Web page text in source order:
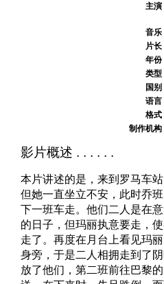
主演
音乐
片长
年份
类型
国别
语言
格式
制作机构
影片概述 . . . . . .
本片讲述的是，来到罗马车
但她一直坐立不安，此时乔
下一班车走。他们二人是在
的日子，但玛丽执意要走，
走了。再度在月台上看见玛
身旁，于是二人相拥走到了
放了他们，第二班前往巴黎